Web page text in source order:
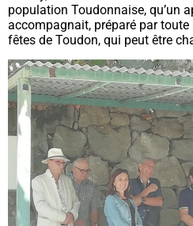
population Toudonnaise, qu’un
accompagnait, préparé par toute
fêtes de Toudon, qui peut être